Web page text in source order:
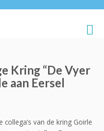
Kring “De Vyer
aan Eersel
van de kring Goirle